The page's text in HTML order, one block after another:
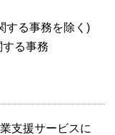
る事務を除く)
る事務
支援サービスに